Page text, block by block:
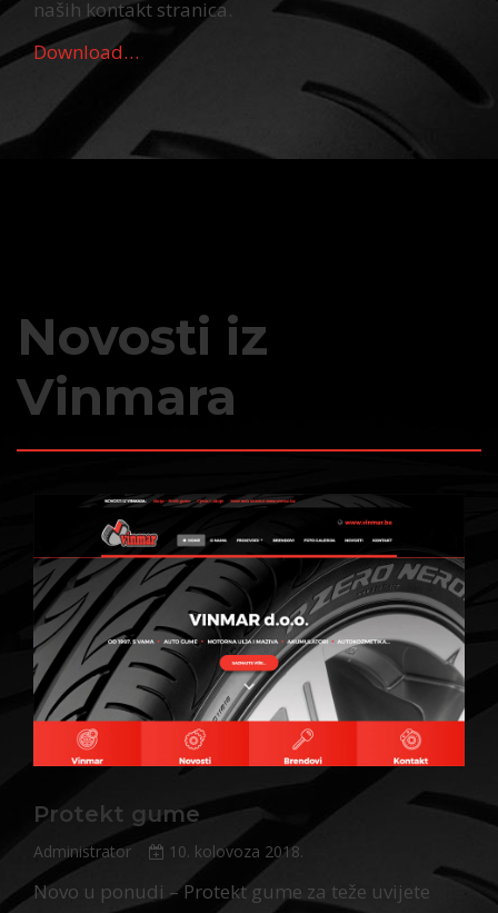
naših kontakt stranica.
Download…
Novosti iz
Vinmara
Protekt gume
Administrator 10. kolovoza 2018.
Novo u ponudi – Protekt gume za teže uvijete